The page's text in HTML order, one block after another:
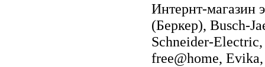
Интернт-магазин
(Беркер), Busch-
Schneider-
free@home,